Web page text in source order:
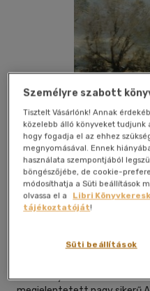
Beleolvasok
Kossuth Kiadó Zrt|2014|
Az e-könyv a Kossuth Kiadó
Személyre szabott
Tisztelt Vásárlónk! Annak
közelebb álló könyveket tudjunk
hogy fogadja el az ehhez
megnyomásával. Ennek
használata szempontjából
böngészőjébe, de cookie-
módosíthatja a Süti beállítások
olvassa el a
Libri
tájékoztatóját!
Süti beállítások